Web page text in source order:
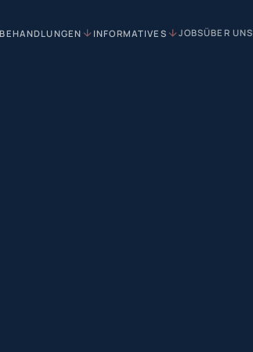
BEHANDLUNGEN INFORMATIVES JOBSÜBER UNS